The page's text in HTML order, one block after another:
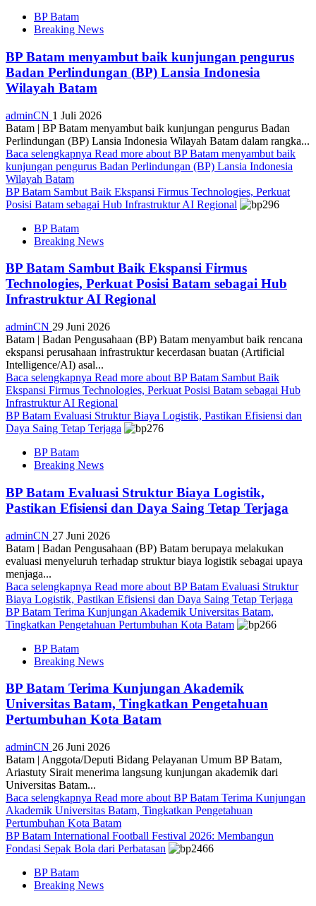
BP Batam
Breaking News
BP Batam menyambut baik kunjungan pengurus
Badan Perlindungan (BP) Lansia Indonesia
Wilayah Batam
adminCN 1 Juli 2026
Batam | BP Batam menyambut baik kunjungan pengurus Badan
Perlindungan (BP) Lansia Indonesia Wilayah Batam dalam rangka...
Baca selengkapnya Read more about BP Batam menyambut baik
kunjungan pengurus Badan Perlindungan (BP) Lansia Indonesia
Wilayah Batam
BP Batam Sambut Baik Ekspansi Firmus Technologies, Perkuat
Posisi Batam sebagai Hub Infrastruktur AI Regional
BP Batam
Breaking News
BP Batam Sambut Baik Ekspansi Firmus
Technologies, Perkuat Posisi Batam sebagai Hub
Infrastruktur AI Regional
adminCN 29 Juni 2026
Batam | Badan Pengusahaan (BP) Batam menyambut baik rencana
ekspansi perusahaan infrastruktur kecerdasan buatan (Artificial
Intelligence/AI) asal...
Baca selengkapnya Read more about BP Batam Sambut Baik
Ekspansi Firmus Technologies, Perkuat Posisi Batam sebagai Hub
Infrastruktur AI Regional
BP Batam Evaluasi Struktur Biaya Logistik, Pastikan Efisiensi dan
Daya Saing Tetap Terjaga
BP Batam
Breaking News
BP Batam Evaluasi Struktur Biaya Logistik,
Pastikan Efisiensi dan Daya Saing Tetap Terjaga
adminCN 27 Juni 2026
Batam | Badan Pengusahaan (BP) Batam berupaya melakukan
evaluasi menyeluruh terhadap struktur biaya logistik sebagai upaya
menjaga...
Baca selengkapnya Read more about BP Batam Evaluasi Struktur
Biaya Logistik, Pastikan Efisiensi dan Daya Saing Tetap Terjaga
BP Batam Terima Kunjungan Akademik Universitas Batam,
Tingkatkan Pengetahuan Pertumbuhan Kota Batam
BP Batam
Breaking News
BP Batam Terima Kunjungan Akademik
Universitas Batam, Tingkatkan Pengetahuan
Pertumbuhan Kota Batam
adminCN 26 Juni 2026
Batam | Anggota/Deputi Bidang Pelayanan Umum BP Batam,
Ariastuty Sirait menerima langsung kunjungan akademik dari
Universitas Batam...
Baca selengkapnya Read more about BP Batam Terima Kunjungan
Akademik Universitas Batam, Tingkatkan Pengetahuan
Pertumbuhan Kota Batam
BP Batam International Football Festival 2026: Membangun
Fondasi Sepak Bola dari Perbatasan
BP Batam
Breaking News